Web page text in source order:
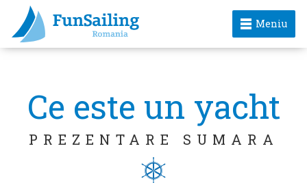
Meniu
Ce este un yacht
PREZENTARE SUMARA